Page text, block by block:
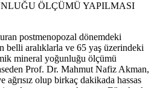
ÖLÇÜMÜ YAPILMASI
postmenopozal dönemdeki
belli aralıklarla ve 65 yaş üzerindeki
mineral yoğunluğu ölçümü
Prof. Dr. Mahmut Nafiz Akman,
olup birkaç dakikada hassas